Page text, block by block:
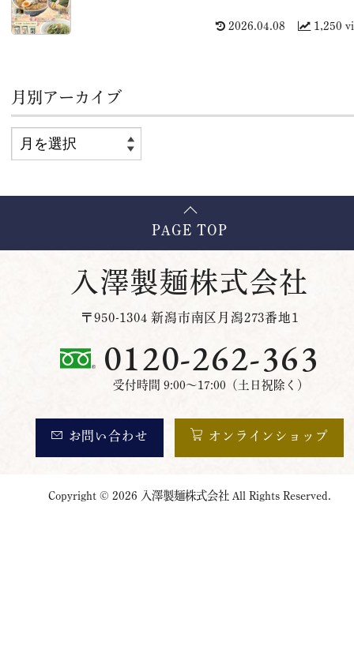
1,250
2026.04.08
月別アーカイブ
PAGE TOP
入澤製麺株式会社
〒950-1304 新潟市南区月潟273番地1
0120-262-363
受付時間 9:00～17:00（土日祝除く）
お問い合わせ オンラインショップ
Copyright © 2026 入澤製麺株式会社 All Rights Reserved.